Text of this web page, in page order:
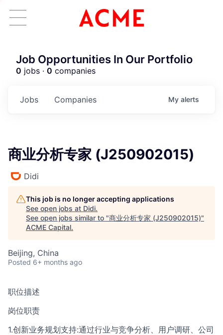
Job Opportunities In Our Portfolio
0 jobs · 0 companies
Jobs Companies My alerts
商业分析专家 (J250902015)
Didi
This job is no longer accepting applications
See open jobs at Didi.
See open jobs similar to "商业分析专家 (J250902015)"
ACME Capital.
Beijing, China
Posted 6+ months ago
职位描述
岗位职责
1.创新业务规划支持:通过行业与竞争分析、用户调研、公司